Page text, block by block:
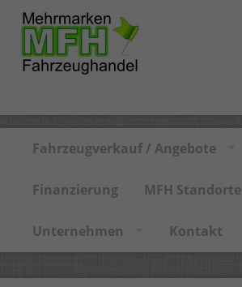
Fahrzeugverkauf / Angebote
Finanzierung MFH Standorte
Unternehmen Kontakt